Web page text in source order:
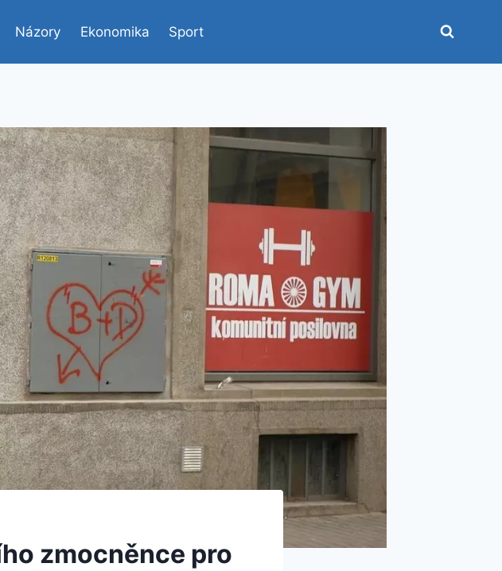
Názory Ekonomika Sport
zmocněnce pro